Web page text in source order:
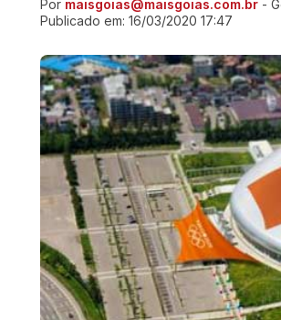
Ir direto pra matéria
Por maisgoias@maisgoias.com.br -
Publicado em: 16/03/2020 17:47